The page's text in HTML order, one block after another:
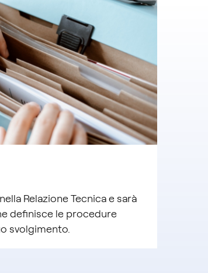
Relazione Tecnica e sarà
definisce le procedure
svolgimento.